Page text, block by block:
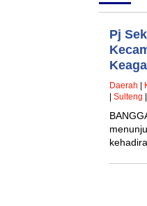
Pj
Daerah
Sulteng